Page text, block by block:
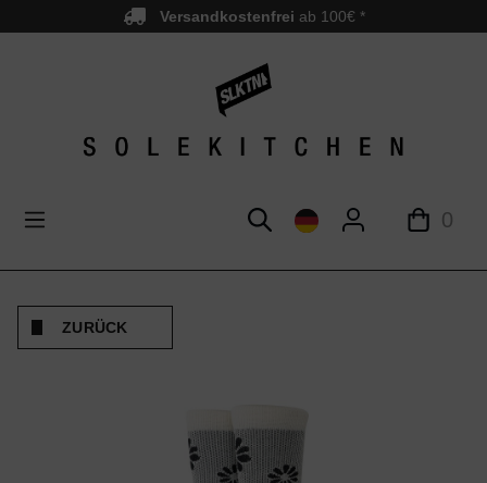
springen Versandkostenfrei ab 100€ *
0
ZURÜCK